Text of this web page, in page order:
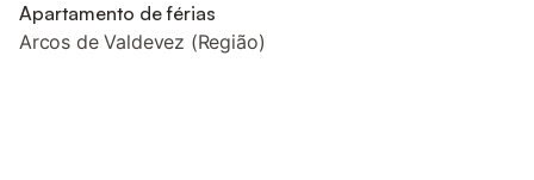
Apartamento de férias
Arcos de Valdevez (Região)